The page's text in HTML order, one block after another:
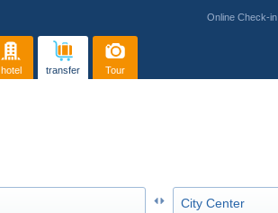
Online Check-in
hotel transfer Tour